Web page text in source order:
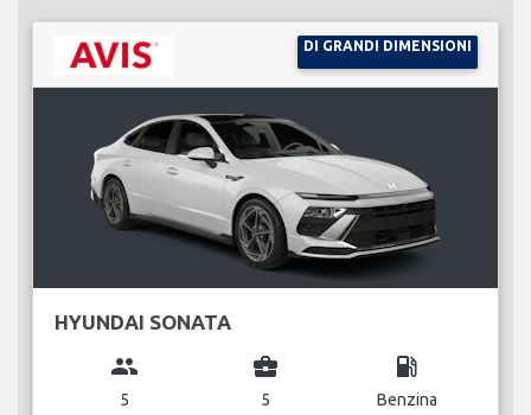
DI GRANDI DIMENSIONI
HYUNDAI SONATA
group
5
business_center
5
local_gas_station
Benzina